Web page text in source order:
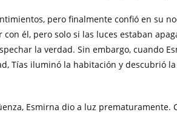
pero finalmente confió en su
él, pero solo si las luces estaban
la verdad. Sin embargo, cuando
Tías iluminó la habitación y descubrió
Esmirna dio a luz prematuramente.